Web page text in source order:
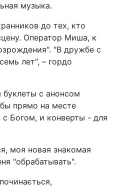
музыка.
до тех, кто
Оператор Миша, к
"В дружбе с
лет", – гордо
с анонсом
прямо на месте
с Богом, и конверты - для
моя новая знакомая
"обрабатывать".